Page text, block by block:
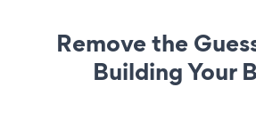
Remove the
Building Your